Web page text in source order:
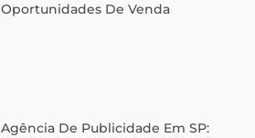
Oportunidades De Venda
Agência De Publicidade Em SP: